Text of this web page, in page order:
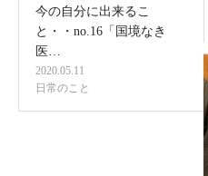
今の自分に出来るこ
と・・no.16「国境なき
医…
2020.05.11
日常のこと